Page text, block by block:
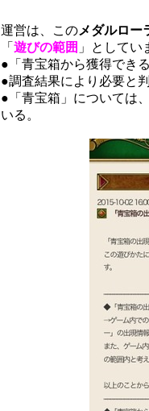
運営は、このメダルロー
「 遊びの範囲 」としてい
●「 青宝箱から獲得でき
●調査結果により必要と
●「青宝箱」については
いる。